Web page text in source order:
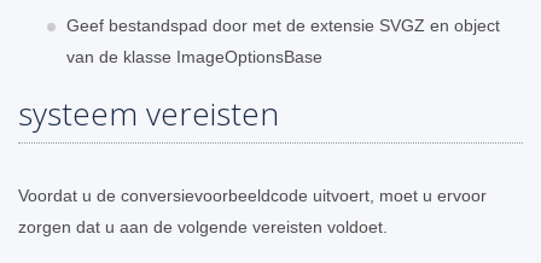
Geef bestandspad door met de extensie SVGZ en object
van de klasse ImageOptionsBase
systeem vereisten
Voordat u de conversievoorbeeldcode uitvoert, moet u ervoor
zorgen dat u aan de volgende vereisten voldoet.